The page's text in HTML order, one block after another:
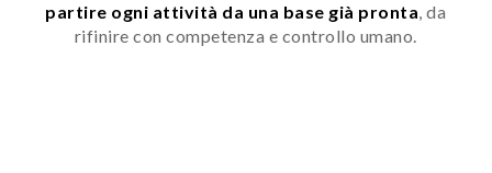
partire ogni attività da una base già pronta, da
rifinire con competenza e controllo umano.